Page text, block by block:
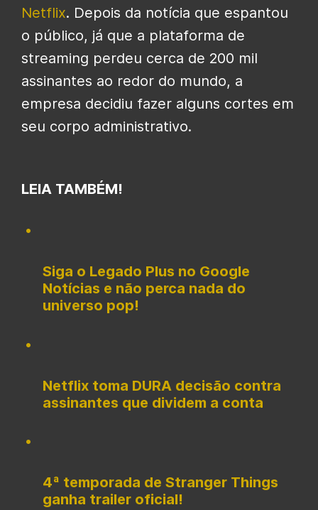
Netflix. Depois da notícia que espantou
o público, já que a plataforma de
streaming perdeu cerca de 200 mil
assinantes ao redor do mundo, a
empresa decidiu fazer alguns cortes em
seu corpo administrativo.
LEIA TAMBÉM!
Siga o Legado Plus no Google
Notícias e não perca nada do
universo pop!
Netflix toma DURA decisão contra
assinantes que dividem a conta
4ª temporada de Stranger Things
ganha trailer oficial!